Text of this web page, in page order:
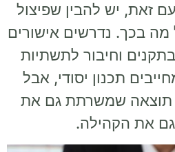
זאת, יש להבין שפיצול
מה בכך. נדרשים אישורים
וחיבור לתשתיות
תכנון יסודי, אבל
שמשרתת גם את
את הקהילה.